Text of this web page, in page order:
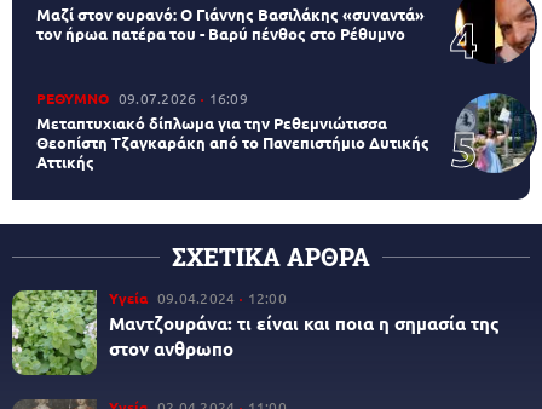
Μαζί στον ουρανό: Ο Γιάννης Βασιλάκης «συναντά»
τον ήρωα πατέρα του - Βαρύ πένθος στο Ρέθυμνο
ΡΕΘΥΜΝΟ 09.07.2026 16:09
Μεταπτυχιακό δίπλωμα για την Ρεθεμνιώτισσα
Θεοπίστη Τζαγκαράκη από το Πανεπιστήμιο Δυτικής
Αττικής
ΣΧΕΤΙΚΑ ΑΡΘΡΑ
Υγεία 09.04.2024 12:00
Μαντζουράνα: τι είναι και ποια η σημασία της
στον ανθρωπο